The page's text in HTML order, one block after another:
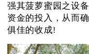
强其菠萝蜜园之设
资金的投入，从而
俱佳的收成!